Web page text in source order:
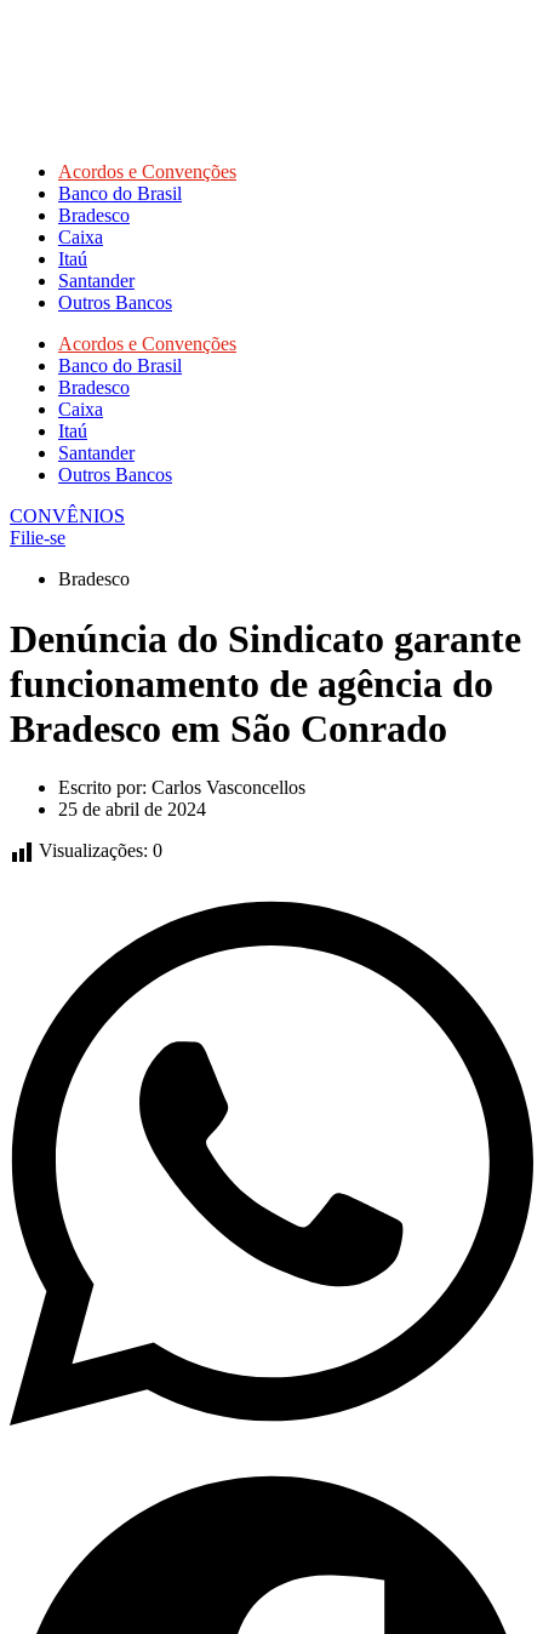
Acordos e Convenções
Banco do Brasil
Bradesco
Caixa
Itaú
Santander
Outros Bancos
Acordos e Convenções
Banco do Brasil
Bradesco
Caixa
Itaú
Santander
Outros Bancos
CONVÊNIOS
Filie-se
Bradesco
Denúncia do Sindicato garante
funcionamento de agência do
Bradesco em São Conrado
Escrito por: Carlos Vasconcellos
25 de abril de 2024
Visualizações: 0